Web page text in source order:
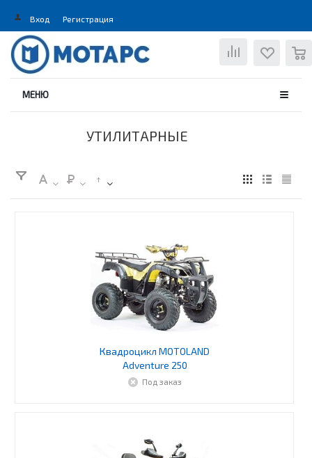
Вход Регистрация
МЕНЮ
УТИЛИТАРНЫЕ
Квадроцикл MOTOLAND
Adventure 250
Под заказ